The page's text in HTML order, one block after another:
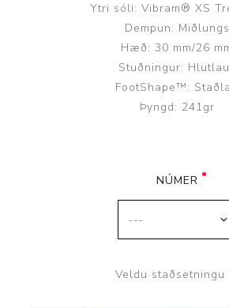
Ytri sóli: Vibram® XS
Dempun: Miðlungs
Hæð: 30 mm/26
Stuðningur:
FootShape™:
Þyngd: 241gr
NÚMER
Veldu staðsetningu